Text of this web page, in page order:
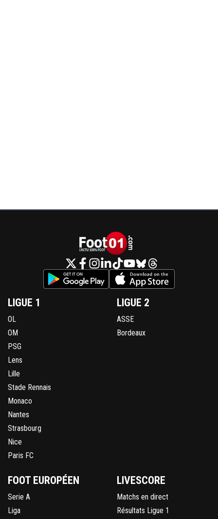
LIGUE 1
OL
OM
PSG
Lens
Lille
Stade Rennais
Monaco
Nantes
Strasbourg
Nice
Paris FC
LIGUE 2
ASSE
Bordeaux
FOOT EUROPÉEN
Serie A
Liga
LIVESCORE
Matchs en direct
Résultats Ligue 1